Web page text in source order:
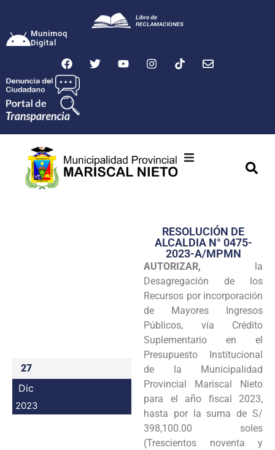
Munimoq
Digital
Transparencia
Seguridad
Programas
Intranet
27
Dic
2023
RESOLUCIÓN DE
ALCALDIA N° 0475-
2023-A/MPMN
AUTORIZAR, la
Desagregación de los
Recursos por incorporación
de Mayores Ingresos
Públicos, vía Crédito
Suplementario en el
Presupuesto Institucional
de la Municipalidad
Provincial Mariscal Nieto
para el año fiscal 2023,
hasta por la suma de S/
398,100.00 soles
(Trescientos noventa y